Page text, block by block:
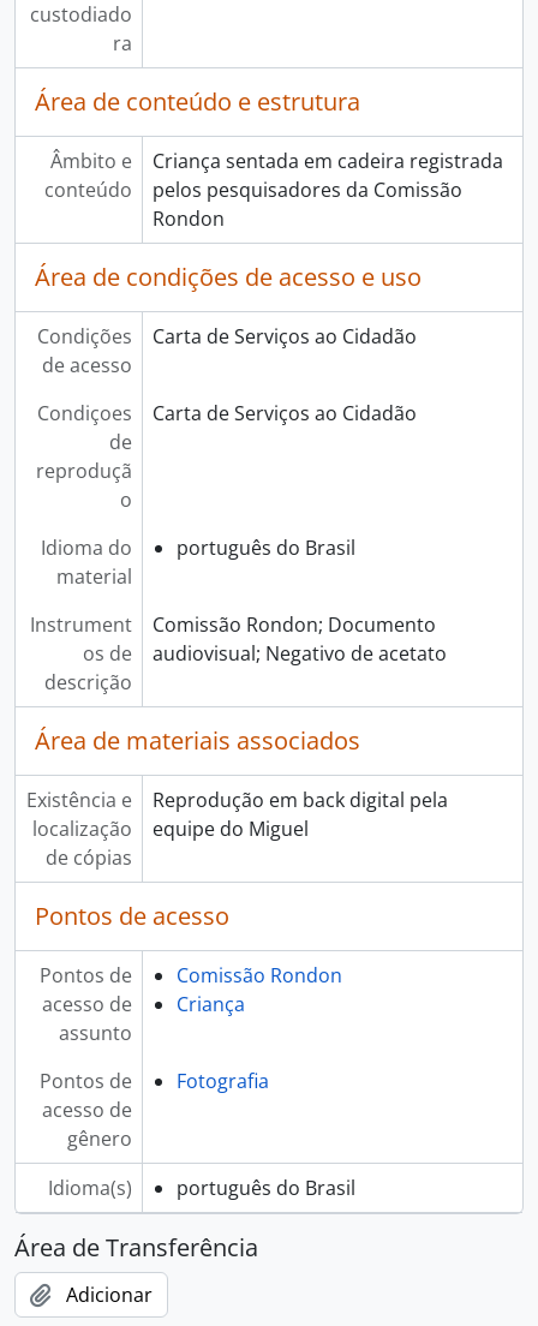
custodiado
ra
Área de conteúdo e estrutura
Âmbito e
conteúdo
Criança sentada em cadeira registrada
pelos pesquisadores da Comissão
Rondon
Área de condições de acesso e uso
Condições
de acesso
Carta de Serviços ao Cidadão
Condiçoes
de
reproduçã
o
Carta de Serviços ao Cidadão
Idioma do
material
português do Brasil
Instrument
os de
descrição
Comissão Rondon; Documento
audiovisual; Negativo de acetato
Área de materiais associados
Existência e
localização
de cópias
Reprodução em back digital pela
equipe do Miguel
Pontos de acesso
Pontos de
acesso de
assunto
Comissão Rondon
Criança
Pontos de
acesso de
gênero
Fotografia
Idioma(s) português do Brasil
Área de Transferência
Adicionar